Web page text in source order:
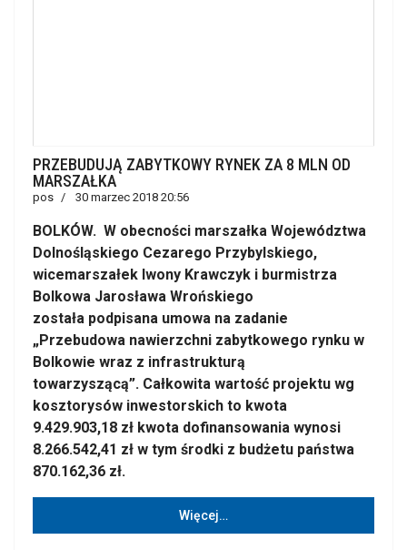
PRZEBUDUJĄ ZABYTKOWY RYNEK ZA 8 MLN OD
MARSZAŁKA
pos 30 marzec 2018 20:56
BOLKÓW. W obecności marszałka Województwa
Dolnośląskiego Cezarego Przybylskiego,
wicemarszałek Iwony Krawczyk i burmistrza
Bolkowa Jarosława Wrońskiego
została podpisana umowa na zadanie
„Przebudowa nawierzchni zabytkowego rynku w
Bolkowie wraz z infrastrukturą
towarzyszącą”. Całkowita wartość projektu wg
kosztorysów inwestorskich to kwota
9.429.903,18 zł kwota dofinansowania wynosi
8.266.542,41 zł w tym środki z budżetu państwa
870.162,36 zł.
Więcej…